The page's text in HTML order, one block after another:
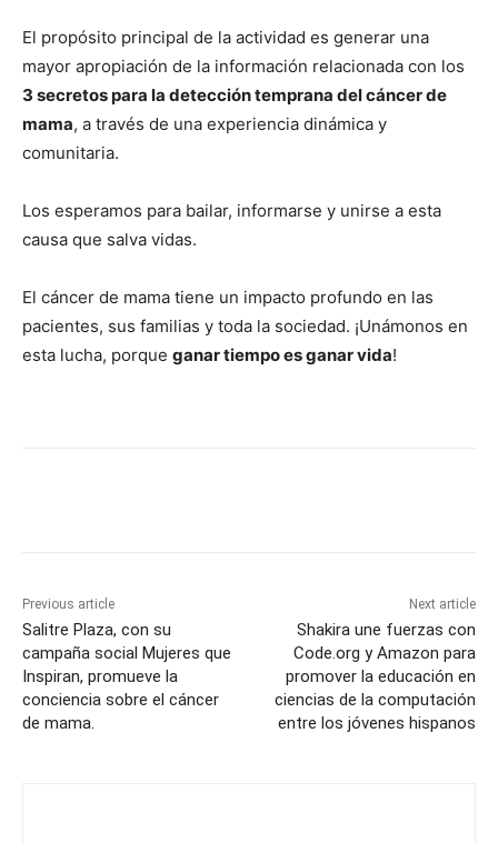
El propósito principal de la actividad es generar una
mayor apropiación de la información relacionada con los
3 secretos para la detección temprana del cáncer de
mama, a través de una experiencia dinámica y
comunitaria.
Los esperamos para bailar, informarse y unirse a esta
causa que salva vidas.
El cáncer de mama tiene un impacto profundo en las
pacientes, sus familias y toda la sociedad. ¡Unámonos en
esta lucha, porque ganar tiempo es ganar vida!
Previous article
Salitre Plaza, con su
campaña social Mujeres que
Inspiran, promueve la
conciencia sobre el cáncer
de mama.
Next article
Shakira une fuerzas con
Code.org y Amazon para
promover la educación en
ciencias de la computación
entre los jóvenes hispanos